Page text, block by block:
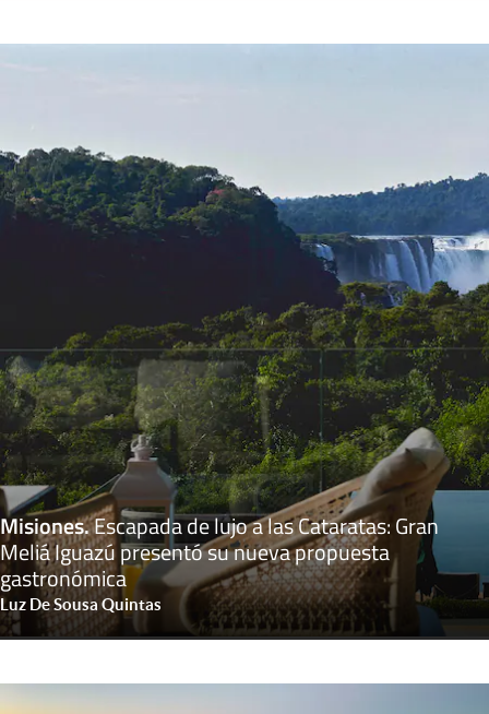
Misiones.Escapada de lujo a las Cataratas: Gran
Meliá Iguazú presentó su nueva propuesta
gastronómica
Luz De Sousa Quintas